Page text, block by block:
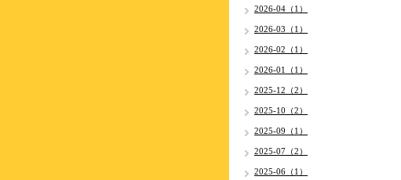
2026-04（1）
2026-03（1）
2026-02（1）
2026-01（1）
2025-12（2）
2025-10（2）
2025-09（1）
2025-07（2）
2025-06（1）